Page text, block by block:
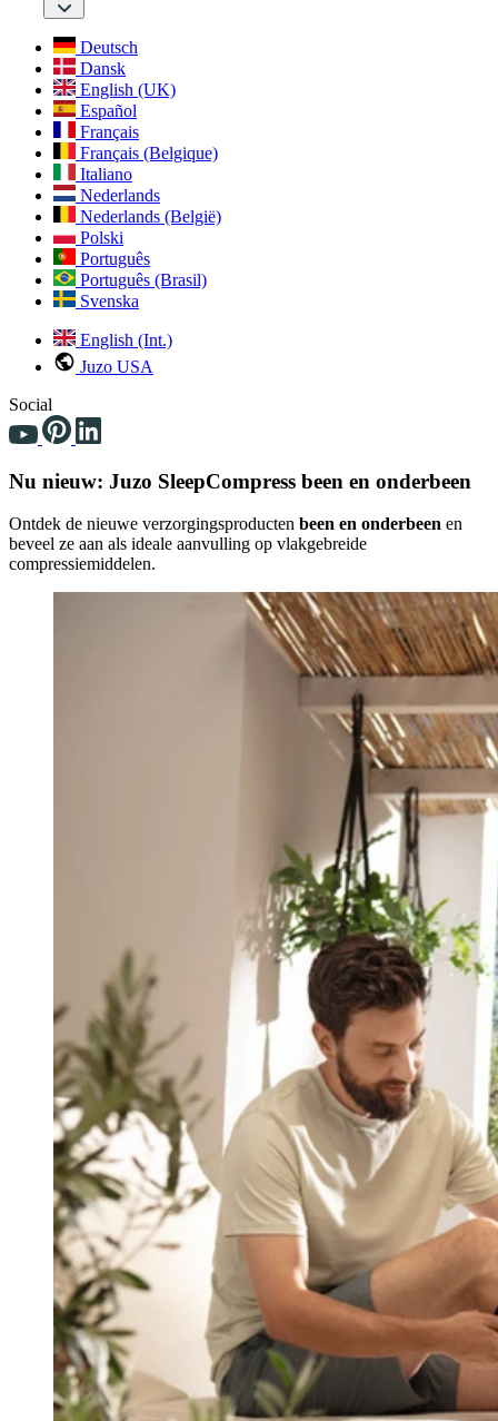
Deutsch
Dansk
English (UK)
Español
Français
Français (Belgique)
Italiano
Nederlands
Nederlands (België)
Polski
Português
Português (Brasil)
Svenska
English (Int.)
Juzo USA
Social
Nu nieuw: Juzo SleepCompress been en onderbeen
Ontdek de nieuwe verzorgingsproducten been en onderbeen en
beveel ze aan als ideale aanvulling op vlakgebreide
compressiemiddelen.